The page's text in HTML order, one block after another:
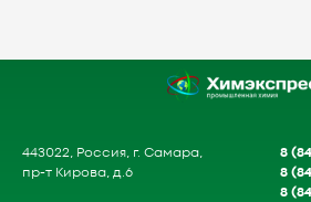
443022, Россия, г. Самара,
пр-т Кирова, д.6
8
8
8